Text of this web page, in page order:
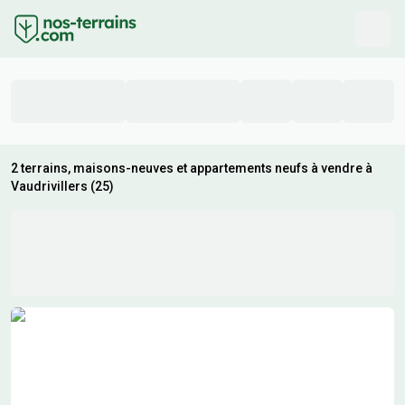
2 terrains, maisons-neuves et appartements neufs à vendre à
Vaudrivillers (25)
Résultats de recherche